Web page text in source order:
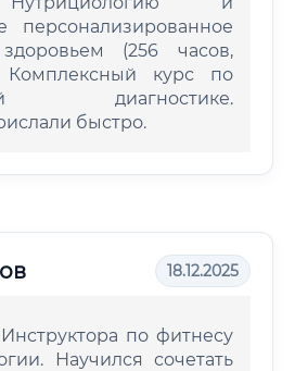
персонализированное
(256 часов,
Комплексный курс по
диагностике.
быстро.
18.12.2025
по фитнесу
Научился сочетать